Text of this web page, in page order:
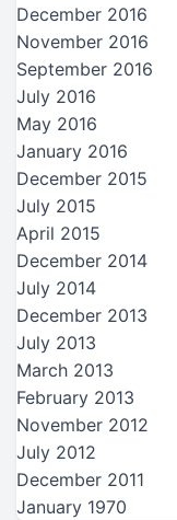
December 2016
November 2016
September 2016
July 2016
May 2016
January 2016
December 2015
July 2015
April 2015
December 2014
July 2014
December 2013
July 2013
March 2013
February 2013
November 2012
July 2012
December 2011
January 1970